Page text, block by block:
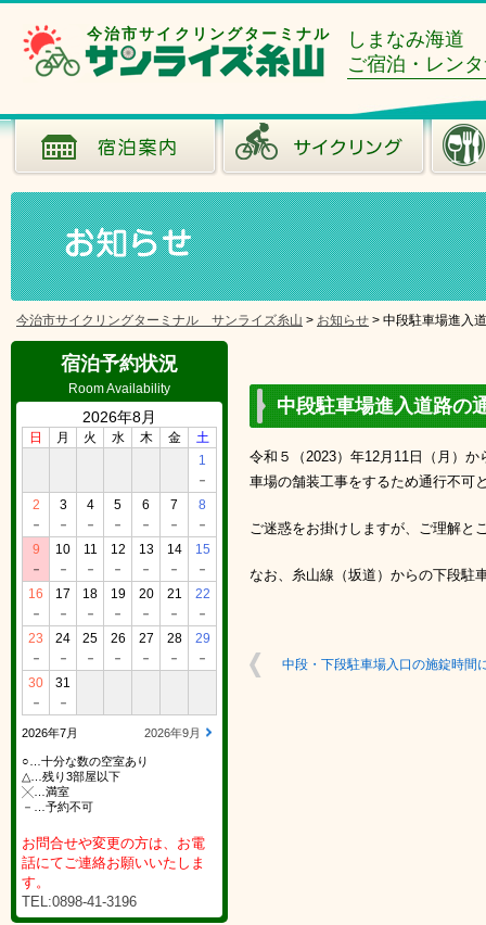
今治市サイクリングターミナル
しまなみ海道
ご宿泊・レン
今治市サイクリングターミナル サンライズ糸山 > お知らせ > 中段駐車場進入
宿泊予約状況
Room Availability
2026年8月
日 月 火 水 木 金
土
1
－
2
－
3
－
4
－
5
－
6
－
7
－
8
－
9
－
10
－
11
－
12
－
13
－
14
－
15
－
16
－
17
－
18
－
19
－
20
－
21
－
22
－
23
－
24
－
25
－
26
－
27
－
28
－
29
－
30
－
31
－
2026年7月 2026年9月
○…十分な数の空室あり
△…残り3部屋以下
╳…満室
－…予約不可
お問合せや変更の方は、お電
話にてご連絡お願いいたしま
す。
TEL:0898-41-3196
中段駐車場進入道路の
令和５（2023）年12月11日（月）
車場の舗装工事をするため通行不可
ご迷惑をお掛けしますが、ご理解と
なお、糸山線（坂道）からの下段駐
中段・下段駐車場入口の施錠時間